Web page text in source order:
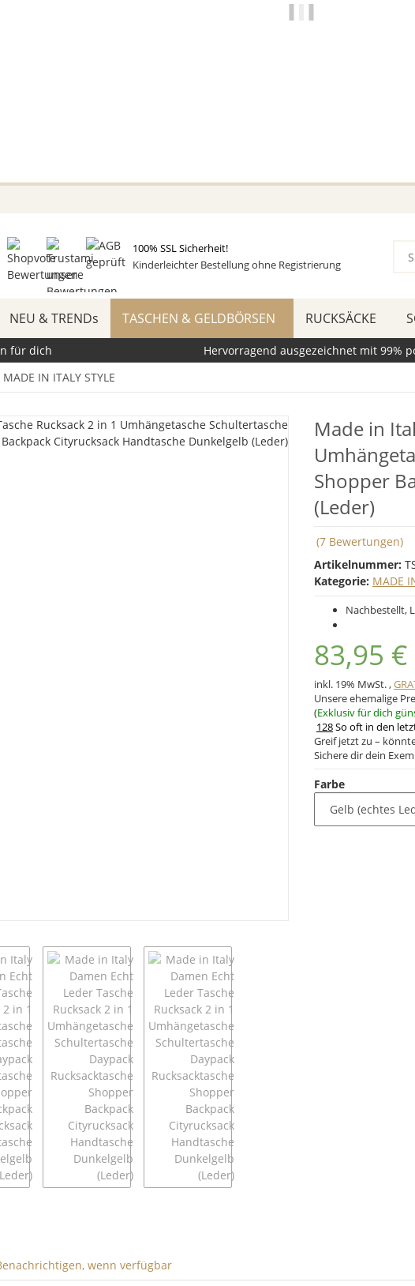
100% SSL Sicherheit!
Kinderleichter Bestellung ohne Registrierung
NEU & TRENDs TASCHEN & GELDBÖRSEN RUCKSÄCKE
für dich Hervorragend ausgezeichnet mit 99%
MADE IN ITALY STYLE
Made in
Shopper
(Leder)
(7 Bewertungen)
Artikelnummer:
Kategorie: MADE
Nachbestellt,
83,95 €
inkl. 19% MwSt. ,
Unsere ehemalige
(Exklusiv für dich
128So oft in den
Greif jetzt zu –
Sichere dir dein
Farbe
wenn verfügbar